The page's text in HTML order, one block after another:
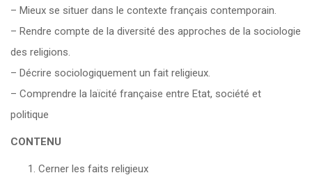
– Mieux se situer dans le contexte français contemporain.
– Rendre compte de la diversité des approches de la sociologie
des religions.
– Décrire sociologiquement un fait religieux.
– Comprendre la laïcité française entre Etat, société et
politique
CONTENU
Cerner les faits religieux